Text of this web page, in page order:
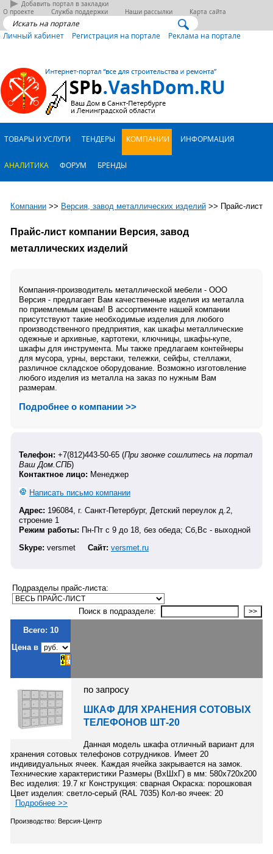
Добавить портал в закладки
О проекте
Служба поддержки Наши рассылки Карта сайта
Личный кабинет Регистрация на портале Реклама на портале
ТОВАРЫ И УСЛУГИ ТЕНДЕРЫ КОМПАНИИ ИНФОРМАЦИЯ
АНАЛИТИКА ФОРУМ БРЕНДЫ
Компании >> Версия, завод металлических изделий >> Прайс-лист
Прайс-лист компании Версия, завод
металлических изделий
Компания-производитель металлической мебели - ООО
Версия - предлагает Вам качественные изделия из металла
по приемлемым ценам! В ассортименте нашей компании
присутствуют такие необходимые изделия для любого
производственного предприятия, как шкафы металлические
одежные и архивные, картотеки, ключницы, шкафы-купе,
шкафы для инструмента. Мы также предлагаем контейнеры
для мусора, урны, верстаки, тележки, сейфы, стеллажи,
различное складское оборудование. Возможно изготовление
любого изделия из металла на заказ по нужным Вам
размерам.
Подробнее о компании >>
Телефон: +7(812)443-50-65 (При звонке сошлитесь на портал
Ваш Дом.СПБ)
Контактное лицо: Менеджер
Написать письмо компании
Адрес: 196084, г. Санкт-Петербург, Детский переулок д.2,
строение 1
Режим работы: Пн-Пт с 9 до 18, без обеда; Сб,Вс - выходной
Skype: versmet Сайт: versmet.ru
Подразделы прайс-листа:
Поиск в подразделе:
Всего: 10
Цена в
по запросу
ШКАФ ДЛЯ ХРАНЕНИЯ СОТОВЫХ
ТЕЛЕФОНОВ ШТ-20
Данная модель шкафа отличный вариант для
хранения сотовых телефонов сотрудников. Имеет 20
индивидуальных ячеек. Каждая ячейка закрывается на замок.
Технические характеристики Размеры (ВхШхГ) в мм: 580х720х200
Вес изделия: 19.7 кг Конструкция: сварная Окраска: порошковая
Цвет изделия: светло-серый (RAL 7035) Кол-во ячеек: 20
Подробнее >>
Производство: Версия-Центр